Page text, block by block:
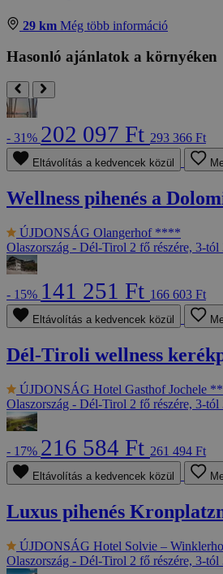
29 km Még több információ
Hasonló ajánlatok a környéken
- 31% 202 097 Ft 293 366 Ft
Eltávolítás a kedvencek közül
Wellness pihenés a
ÚJDONSÁG Olangerhof ****
Olaszország - Dél-Tirol 2 fő részére, 3-tól
- 15% 141 251 Ft 166 603 Ft
Eltávolítás a kedvencek közül
Dél-Tiroli wellness
ÚJDONSÁG Hotel Gasthof Jochele
Olaszország - Dél-Tirol 2 fő részére, 3-tól
- 17% 216 584 Ft 261 494 Ft
Eltávolítás a kedvencek közül
Luxus pihenés
ÚJDONSÁG Hotel Solvie –
Olaszország - Dél-Tirol 2 fő részére, 3-tól